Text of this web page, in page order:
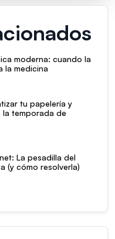
moderna: cuando la
la medicina
tu papelería y
temporada de
La pesadilla del
(y cómo resolverla)